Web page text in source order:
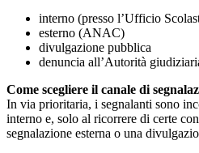
interno (presso l’Ufficio
esterno (ANAC)
divulgazione pubblica
denuncia all’Autorità
Come scegliere il canale di
In via prioritaria, i segnalanti sono
interno e, solo al ricorrere di certe
segnalazione esterna o una